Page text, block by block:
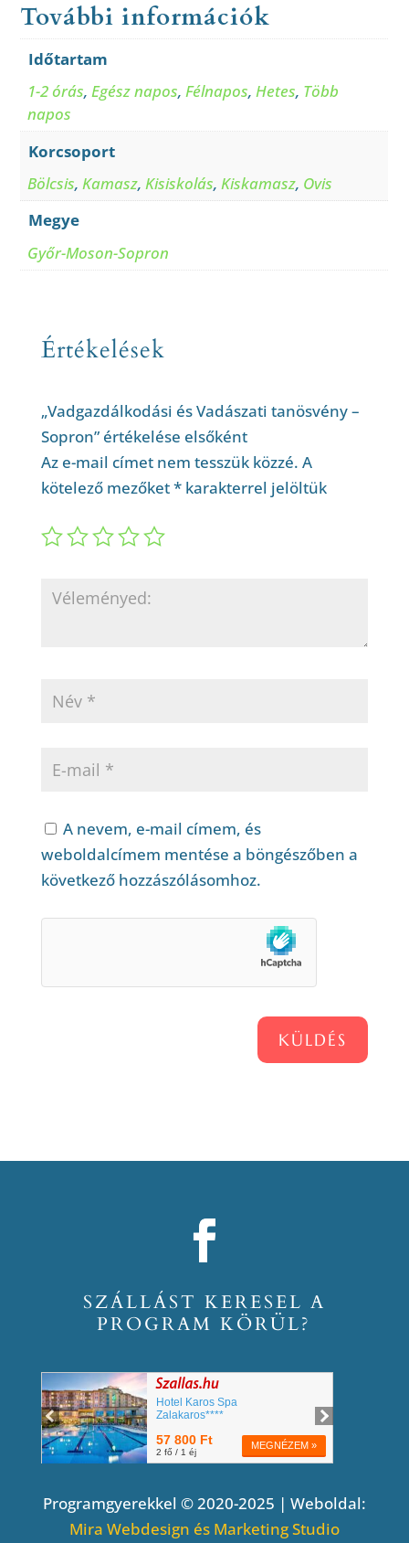
További információk
Időtartam
1-2 órás,Egész napos,Félnapos,Hetes, Több
napos
Korcsoport
Bölcsis,Kamasz,Kisiskolás,Kiskamasz, Ovis
Megye
Győr-Moson-Sopron
Értékelések
„Vadgazdálkodási és Vadászati tanösvény –
Sopron” értékelése elsőként
Az e-mail címet nem tesszük közzé. A
kötelező mezőket*karakterrel jelöltük
A nevem, e-mail címem, és
weboldalcímem mentése a böngészőben a
következő hozzászólásomhoz.
KÜLDÉS
SZÁLLÁST KERESEL A
PROGRAM KÖRÜL?
Programgyerekkel © 2020-2025 | Weboldal:
Mira Webdesign és Marketing Studio